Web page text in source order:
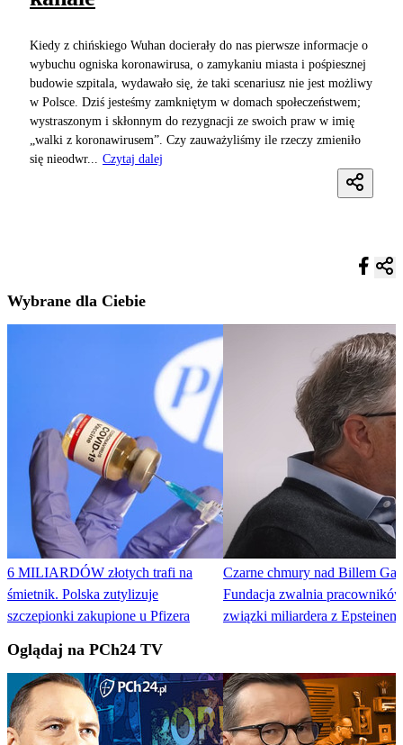
Kiedy z chińskiego Wuhan docierały do nas pierwsze informacje o
wybuchu ogniska koronawirusa, o zamykaniu miasta i pośpiesznej
budowie szpitala, wydawało się, że taki scenariusz nie jest możliwy
w Polsce. Dziś jesteśmy zamkniętym w domach społeczeństwem;
wystraszonym i skłonnym do rezygnacji ze swoich praw w imię
„walki z koronawirusem”. Czy zauważyliśmy ile rzeczy zmieniło
się nieodwr...
Czytaj dalej
Wybrane dla Ciebie
6 MILIARDÓW złotych trafi na
śmietnik. Polska zutylizuje
szczepionki zakupione u Pfizera
Czarne chmury nad Billem
Fundacja zwalnia
związki miliardera z Epsteinem
Oglądaj na PCh24 TV